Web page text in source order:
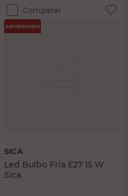
Comparar
SICA
Led Bulbo Fría E27 15 W
Sica